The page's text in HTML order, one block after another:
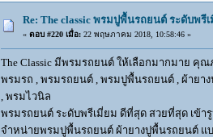
Re: The classic พรมปูพื้นรถยนต์ ระดับพรี
« ตอบ #220 เมื่อ:22 พฤษภาคม 2018, 10:58:46 »
The Classic มีพรมรถยนต์ ให้เลือกมากมาย คุ
พรมรถ , พรมรถยนต์ , พรมปูพื้นรถยนต์ , ผ้ายา
, พรมไวนิล
พรมรถยนต์ ระดับพรีเมี่ยม ดีที่สุด สวยที่สุด เข้ารู
จำหน่ายพรมปูพื้นรถยนต์ ผ้ายางปูพื้นรถยนต์ แบบ